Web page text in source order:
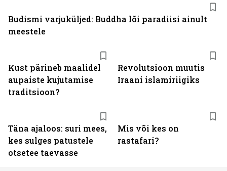
Kust pärineb maalidel
aupaiste kujutamise
traditsioon?
Revolutsioon muutis
Iraani islamiriigiks
Täna ajaloos: suri mees,
kes sulges patustele
otsetee taevasse
Mis või kes on
rastafari?
Budismi varjuküljed: Buddha lõi paradiisi ainult
meestele